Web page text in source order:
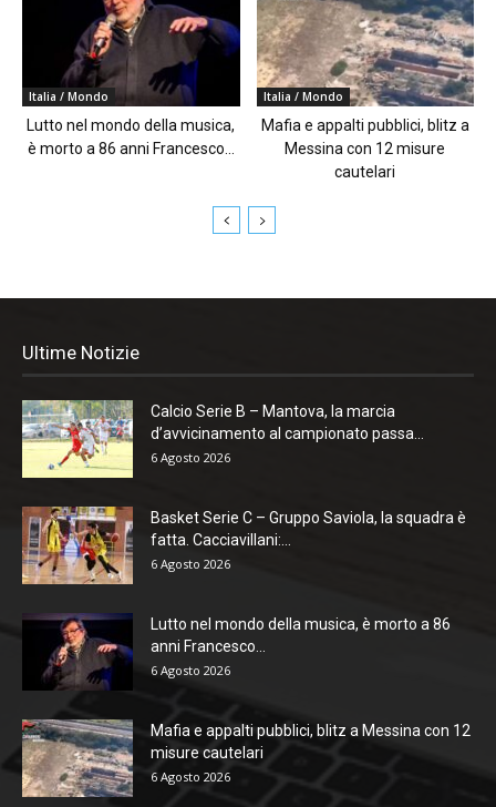
Italia / Mondo
Lutto nel mondo della musica,
è morto a 86 anni Francesco...
Italia / Mondo
Mafia e appalti pubblici, blitz a
Messina con 12 misure
cautelari
Ultime Notizie
Calcio Serie B – Mantova, la marcia
d’avvicinamento al campionato passa...
6 Agosto 2026
Basket Serie C – Gruppo Saviola, la squadra è
fatta. Cacciavillani:...
6 Agosto 2026
Lutto nel mondo della musica, è morto a 86
anni Francesco...
6 Agosto 2026
Mafia e appalti pubblici, blitz a Messina con 12
misure cautelari
6 Agosto 2026